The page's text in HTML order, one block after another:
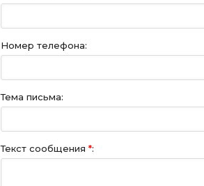
Номер телефона:
Тема письма:
Текст сообщения *: